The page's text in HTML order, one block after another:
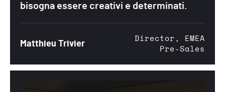
bisogna essere creativi e determinati.
Matthieu Trivier
Director, EMEA
Pre-Sales